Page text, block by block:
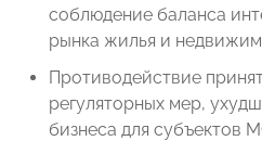
соблюдение баланса
рынка жилья и
Противодействие
регуляторных мер,
бизнеса для субъектов